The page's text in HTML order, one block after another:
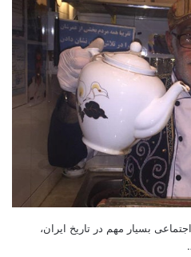
بسیار مهم در تاریخ ایران،